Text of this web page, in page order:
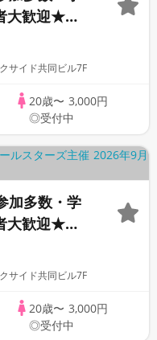
大歓迎★初
達作り麻雀
サイド共同ビル7F
20歳〜 3,000円
◎受付中
加多数・学
大歓迎★初
達作り麻雀
サイド共同ビル7F
20歳〜 3,000円
◎受付中